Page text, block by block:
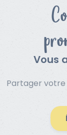
Vous
Partager